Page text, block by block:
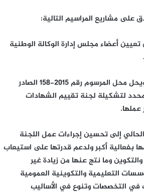
مشاريع المراسيم التالية:
أعضاء مجلس إدارة الوكالة الوطنية
– مشروع مرسوم يلغي ويحل محل المرسوم رقم 2015-158 الصادر
01 أكتوبر 2015 المحدد لتشكيلة لجنة تقييم الشهادات
عملها.
إلى تحسين إجراءات عمل اللجنة
بفعالية أكبر ولدعم قدرتها على استيعاب
وما نتج عنها من زيادة غير
التعليمية والتكوينية العمومية
التخصصات وتنوع في الأساليب